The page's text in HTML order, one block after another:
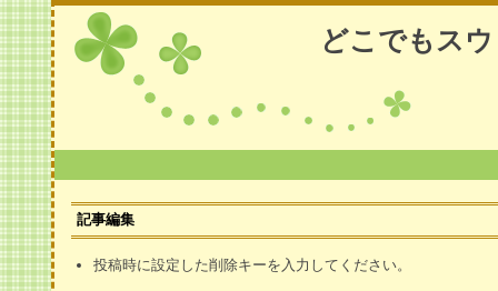
どこでもス
記事編集
投稿時に設定した削除キーを入力してください。